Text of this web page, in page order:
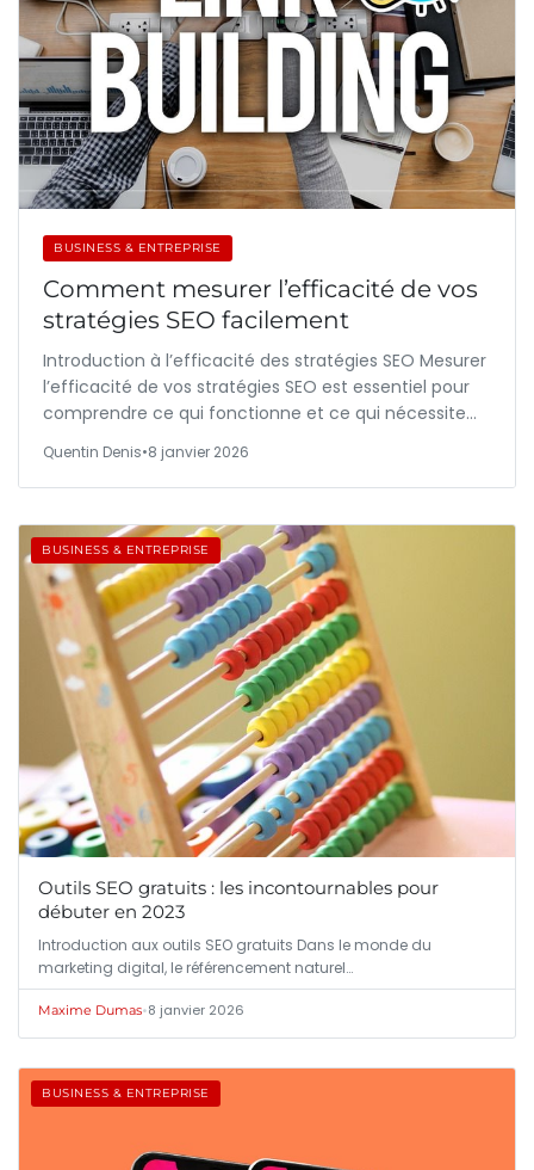
BUSINESS & ENTREPRISE
Comment mesurer l’efficacité de vos
stratégies SEO facilement
Introduction à l’efficacité des stratégies SEO Mesurer
l’efficacité de vos stratégies SEO est essentiel pour
comprendre ce qui fonctionne et ce qui nécessite…
Quentin Denis•8 janvier 2026
BUSINESS & ENTREPRISE
Outils SEO gratuits : les incontournables pour
débuter en 2023
Introduction aux outils SEO gratuits Dans le monde du
marketing digital, le référencement naturel…
Maxime Dumas•8 janvier 2026
BUSINESS & ENTREPRISE